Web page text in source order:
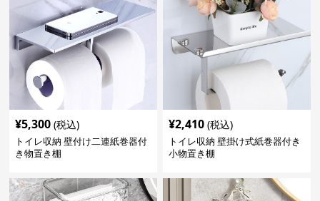
¥5,300 (税込)
トイレ収納 壁付け二連紙巻器付
き物置き棚
¥2,410 (税込)
トイレ収納 壁掛け式紙巻器付き
小物置き棚